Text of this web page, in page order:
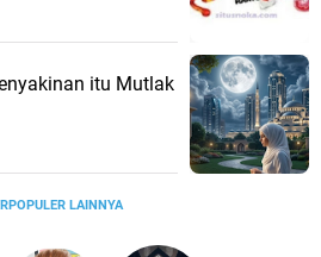
itu Mutlak
LAINNYA